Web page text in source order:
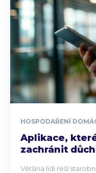
HOSPODAŘENÍ
Aplikace,
zachránit
Většina lidí řeší